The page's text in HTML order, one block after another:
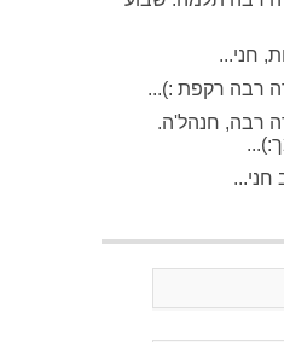
חני...
רבה רקפת :)...
רבה, חנהל'ה.
חני...